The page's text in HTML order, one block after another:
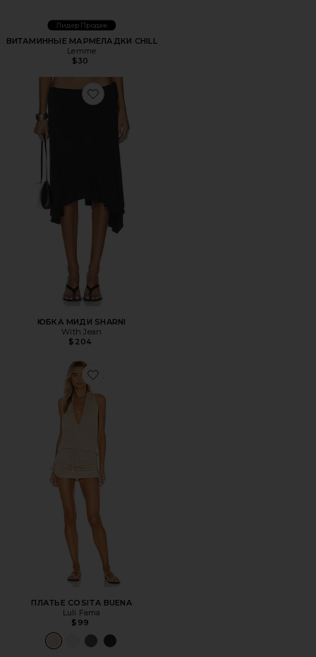
Лидер Продаж
ВИТАМИННЫЕ МАРМЕЛАДКИ CHILL
Lemme
$30
Favorite ЮБКА МИДИ SHARNI
ЮБКА МИДИ SHARNI
With Jean
$204
Favorite ПЛАТЬЕ COSITA BUENA
ПЛАТЬЕ COSITA BUENA
Luli Fama
$99